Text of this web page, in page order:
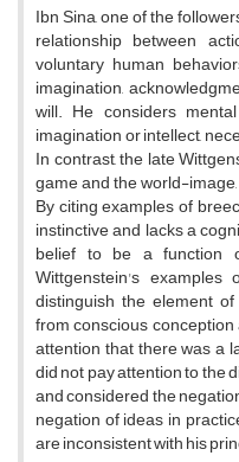
Ibn Sina, one of the
relationship between
voluntary human
imagination,
will. He considers
imagination or intellect,
In contrast, the late
game and the world-
By citing examples of
instinctive and lacks a
belief to be a function
Wittgenstein's
distinguish the element
from conscious
attention that there was a
did not pay attention to the
and considered the
negation of ideas in
are inconsistent with his